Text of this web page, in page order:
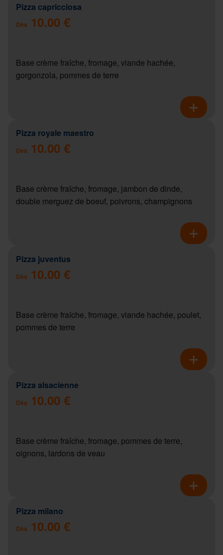
Pizza capricciosa
Dès 10.00 €
Base crème fraîche, fromage, viande hachée,
gorgonzola, pommes de terre
Pizza royale maestro
Dès 10.00 €
Base crème fraîche, fromage, jambon de dinde,
double merguez de boeuf, poivrons, champignons
Pizza juventus
Dès 10.00 €
Base crème fraîche, fromage, viande hachée, poulet,
pommes de terre
Pizza alsacienne
Dès 10.00 €
Base crème fraîche, fromage, pommes de terre,
oignons, lardons de veau
Pizza milano
Dès 10.00 €